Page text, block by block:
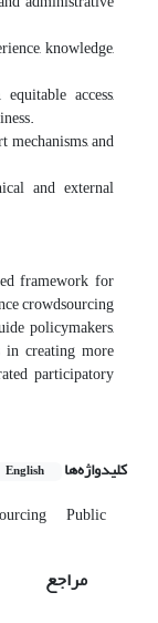
knowledge,
access,
mechanisms, and
and external
framework for
crowdsourcing
policymakers,
in creating more
participatory
کلیدواژه‌ها English
Public
مراجع